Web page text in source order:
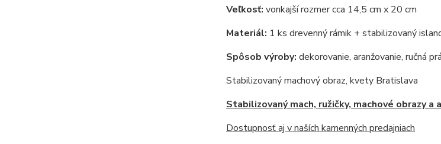
Veľkosť: vonkajší rozmer cca 14,5 cm x 20 cm
Materiál: 1 ks drevenný rámik + stabilizovaný
Spôsob výroby: dekorovanie, aranžovanie, ručná
Stabilizovaný machový obraz, kvety Bratislava
Stabilizovaný mach, ružičky, machové obrazy a
Dostupnosť aj v naších kamenných predajniach